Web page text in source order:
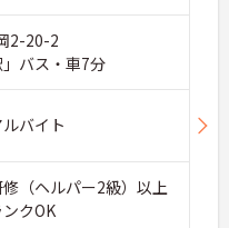
2-20-2
バス・車7分
バイト
（ヘルパー2級）以上
クOK